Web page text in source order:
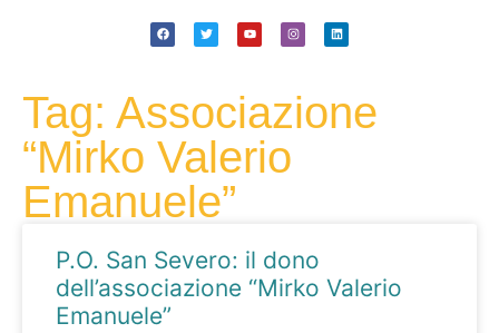
Tag: Associazione
“Mirko Valerio
Emanuele”
P.O. San Severo: il dono
dell’associazione “Mirko Valerio
Emanuele”